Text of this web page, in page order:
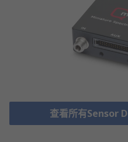
查看所有Sensor